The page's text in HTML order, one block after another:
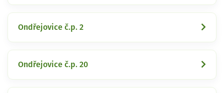
Ondřejovice č.p. 2
Ondřejovice č.p. 20